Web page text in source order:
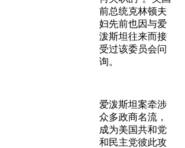
前总统克林顿夫
妇先前也因与爱
泼斯坦往来而接
受过该委员会问
询。
爱泼斯坦案牵涉
众多政商名流，
成为美国共和党
和民主党彼此攻